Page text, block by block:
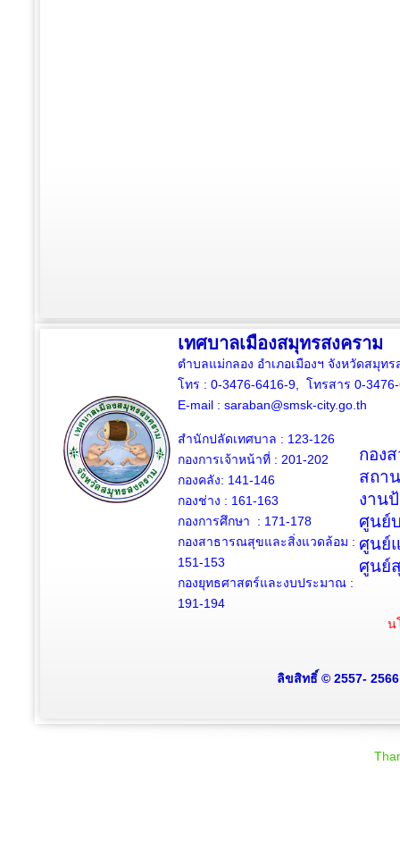
เทศบาลเมืองสมุทรสงคราม
ตำบลแม่กลอง อำเภอเมืองฯ จังหวัดสมุท
โทร : 0-3476-6416-9, โทรสาร 0-
E-mail : saraban@smsk-city.go.th
สำนักปลัดเทศบาล : 123-126
กองการเจ้าหน้าที่ : 201-202
กองคลัง: 141-146
กองช่าง : 161-163
กองการศึกษา : 171-178
กองสาธารณสุขและสิ่งแวดล้อม :
151-153
กองยุทธศาสตร์และงบประมาณ :
191-194
กอง
สถา
งาน
ศูนย์
ศูนย์
ศูนย์
น
ลิขสิทธิ์ © 2557-